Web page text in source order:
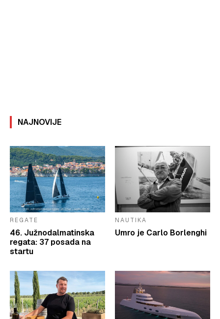
NAJNOVIJE
REGATE
46. Južnodalmatinska
regata: 37 posada na
startu
NAUTIKA
Umro je Carlo Borlenghi